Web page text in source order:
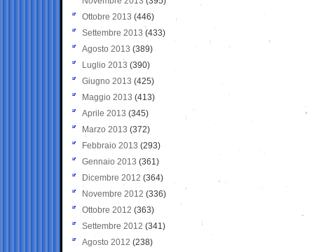
Ottobre 2013 (446)
Settembre 2013 (433)
Agosto 2013 (389)
Luglio 2013 (390)
Giugno 2013 (425)
Maggio 2013 (413)
Aprile 2013 (345)
Marzo 2013 (372)
Febbraio 2013 (293)
Gennaio 2013 (361)
Dicembre 2012 (364)
Novembre 2012 (336)
Ottobre 2012 (363)
Settembre 2012 (341)
Agosto 2012 (238)